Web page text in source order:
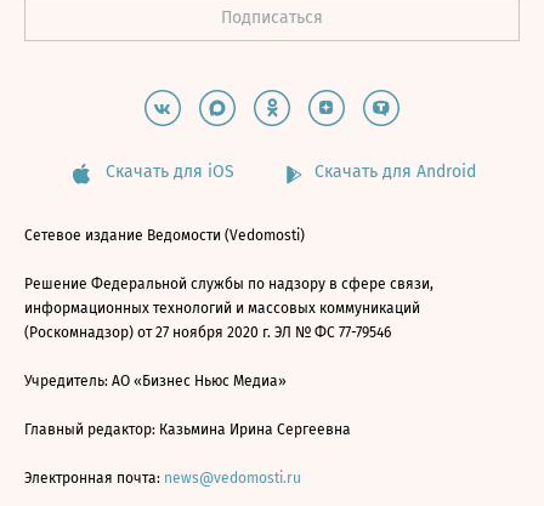
Скачать для iOS Скачать для Android
Сетевое издание Ведомости (Vedomosti)
Решение Федеральной службы по надзору в сфере связи,
информационных технологий и массовых коммуникаций
(Роскомнадзор) от 27 ноября 2020 г. ЭЛ № ФС 77-79546
Учредитель: АО «Бизнес Ньюс Медиа»
Главный редактор: Казьмина Ирина Сергеевна
Электронная почта: news@vedomosti.ru